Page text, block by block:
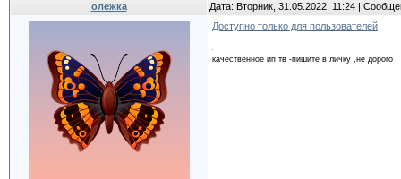
олежка Дата: Вторник, 31.05.2022, 11:24 |
Доступно только для пользователей
качественное ип тв -пишите в личку ,не дорого